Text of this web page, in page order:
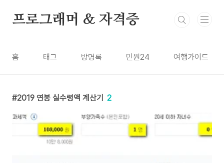
프로그래머 & 자격증
홈 태그 방명록 민원24 여행가이드
2019 연봉 실수령액 계산기 2